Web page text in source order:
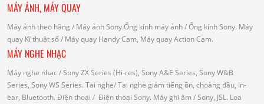
MÁY ẢNH, MÁY QUAY
Máy ảnh theo hãng / Máy ảnh Sony.Ống kính máy ảnh / Ống kính Sony. Máy
quay Kĩ thuật số/ Máy quay Handy Cam, Máy quay Action Cam.
MÁY NGHE NHẠC
Máy nghe nhạc / Sony ZX Series (Hi-res), Sony A&E Series, Sony W&B
Series, Sony WS Series. Tai nghe/ Tai nghe giảm tiếng ồn, choàng đầu, In-
ear, Bluetooth. Điện thoại / Điện thoại Sony. Máy ghi âm / Sony, JSL. Loa